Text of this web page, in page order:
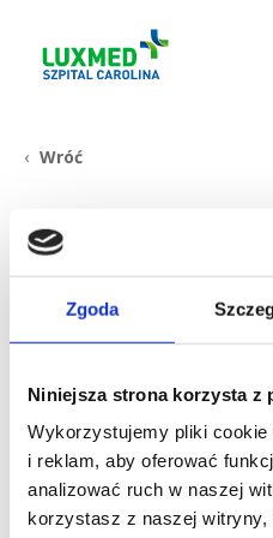
Zgoda
Niniejsza strona korzysta z
Wykorzystujemy pliki
i reklam, aby oferować
analizować ruch w naszej
korzystasz z naszej witryny,
+48 22 35 58 200
Wróć
Dr Zdanowicz z
środowym
Wyborczej
28 stycznia 2016